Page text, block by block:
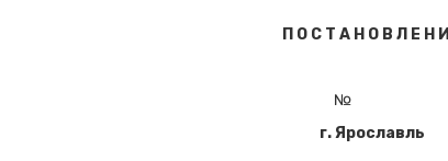
П О С Т А Н О В Л Е Н
№
г. Ярославль